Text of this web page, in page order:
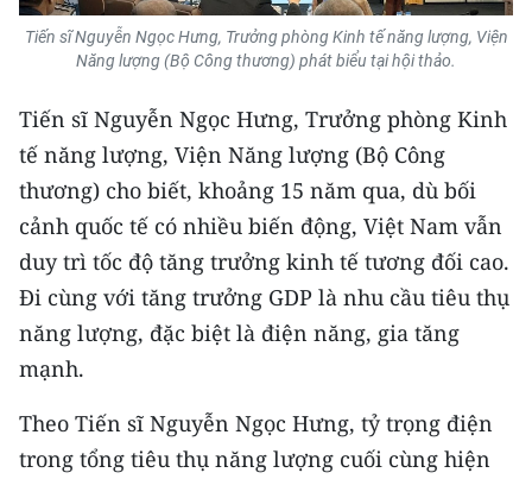
Media Du lịch
Media Thế giới
Media Thể thao
Media Giáo dục
Media Y tế
Media Khoa học - Công nghệ
Media Môi trường
Ảnh
Infographic
Tiến sĩ Nguyễn Ngọc Hưng, Trưởng phòng Kinh tế năng lượng, Viện
Năng lượng (Bộ Công thương) phát biểu tại hội thảo.
Tiến sĩ Nguyễn Ngọc Hưng, Trưởng phòng Kinh
tế năng lượng, Viện Năng lượng (Bộ Công
thương) cho biết, khoảng 15 năm qua, dù bối
cảnh quốc tế có nhiều biến động, Việt Nam vẫn
duy trì tốc độ tăng trưởng kinh tế tương đối cao.
Đi cùng với tăng trưởng GDP là nhu cầu tiêu thụ
năng lượng, đặc biệt là điện năng, gia tăng
mạnh.
Theo Tiến sĩ Nguyễn Ngọc Hưng, tỷ trọng điện
trong tổng tiêu thụ năng lượng cuối cùng hiện